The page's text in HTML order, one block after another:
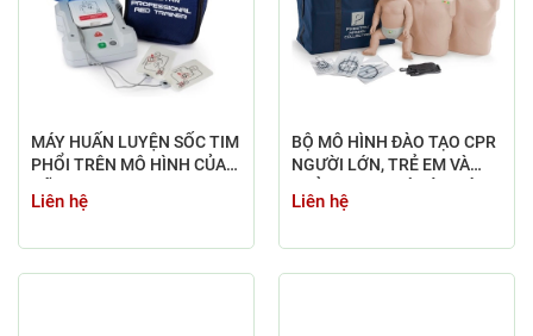
MÁY HUẤN LUYỆN SỐC TIM
PHỔI TRÊN MÔ HÌNH CỦA
TRAINER PLUS
Liên hệ
BỘ MÔ HÌNH ĐÀO TẠO CPR
NGƯỜI LỚN, TRẺ EM VÀ
PRESTAN - MỸ
Liên hệ